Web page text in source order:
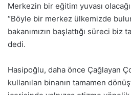
Merkezin bir eğitim yuvası
“Böyle bir merkez ülkemizde
bakanımızın başlattığı süreci biz
dedi.
Hasipoğlu, daha önce Çağlayan
kullanılan binanın tamamen